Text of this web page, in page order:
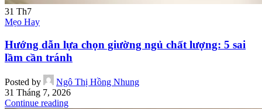
31 Th7
Mẹo Hay
Hướng dẫn lựa chọn giường ngủ chất lượng: 5 sai
lầm cần tránh
Posted by
Ngô Thị Hồng Nhung
31 Tháng 7, 2026
Continue reading